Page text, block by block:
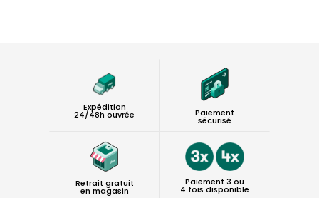
Expédition
24/48h ouvrée Paiement
sécurisé
Retrait gratuit
en magasin
Paiement 3 ou
4 fois disponible